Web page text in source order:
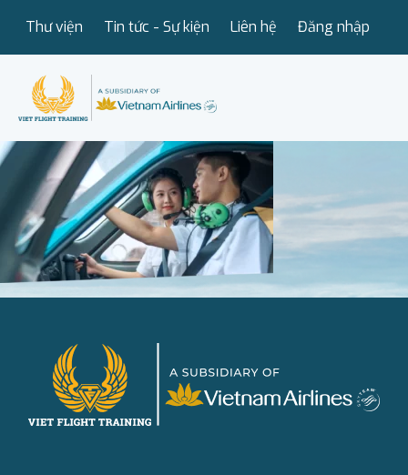
Thư viện Tin tức - Sự kiện Liên hệ Đăng nhập